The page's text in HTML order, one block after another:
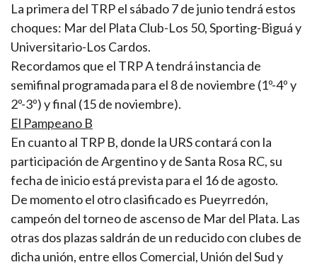
La primera del TRP el sábado 7 de junio tendrá estos
choques: Mar del Plata Club-Los 50, Sporting-Biguá y
Universitario-Los Cardos.
Recordamos que el TRP A tendrá instancia de
semifinal programada para el 8 de noviembre (1º-4º y
2º-3º) y final (15 de noviembre).
El Pampeano B
En cuanto al TRP B, donde la URS contará con la
participación de Argentino y de Santa Rosa RC, su
fecha de inicio está prevista para el 16 de agosto.
De momento el otro clasificado es Pueyrredón,
campeón del torneo de ascenso de Mar del Plata. Las
otras dos plazas saldrán de un reducido con clubes de
dicha unión, entre ellos Comercial, Unión del Sud y